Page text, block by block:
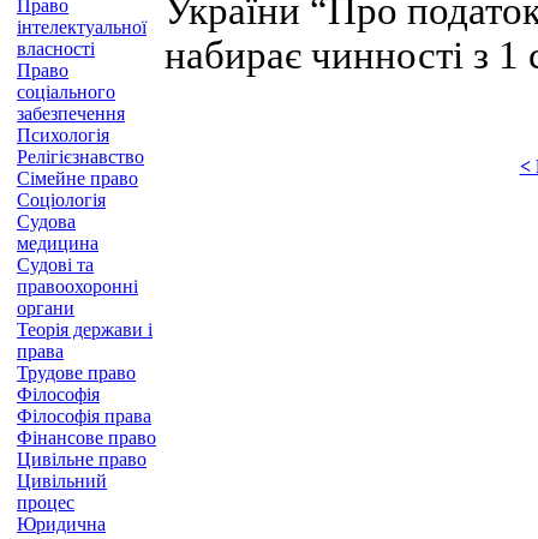
Право
інтелектуальної
власності
Право
соціального
забезпечення
Психологія
Релігієзнавство
Сімейне право
Соціологія
Судова
медицина
Судові та
правоохоронні
органи
Теорія держави і
права
Трудове право
Філософія
Філософія права
Фінансове право
Цивільне право
Цивільний
процес
Юридична
України “Про
набирає чинності з 1
<